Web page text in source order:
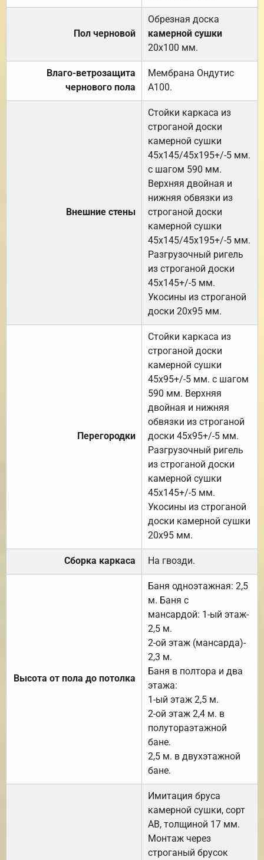
Пол черновой
Обрезная доска
камерной сушки
20х100 мм.
Влаго-ветрозащита
чернового пола
Мембрана Ондутис
А100.
Внешние стены
Стойки каркаса из
строганой доски
камерной сушки
45х145/45х195+/-5 мм.
с шагом 590 мм.
Верхняя двойная и
нижняя обвязки из
строганой доски
камерной сушки
45х145/45х195+/-5 мм.
Разгрузочный ригель
из строганой доски
45х145+/-5 мм.
Укосины из строганой
доски 20х95 мм.
Перегородки
Стойки каркаса из
строганой доски
камерной сушки
45х95+/-5 мм. с шагом
590 мм. Верхняя
двойная и нижняя
обвязки из строганой
доски 45х95+/-5 мм.
Разгрузочный ригель
из строганой доски
камерной сушки
45х145+/-5 мм.
Укосины из строганой
доски камерной сушки
20х95 мм.
Сборка каркаса На гвозди.
Высота от пола до потолка
Баня одноэтажная: 2,5
м. Баня с
мансардой: 1-ый этаж-
2,5 м.
2-ой этаж (мансарда)-
2,3 м.
Баня в полтора и два
этажа:
1-ый этаж 2,5 м.
2-ой этаж 2,4 м. в
полутораэтажной
бане.
2,5 м. в двухэтажной
бане.
Имитация бруса
камерной сушки, сорт
АВ, толщиной 17 мм.
Монтаж через
строганый брусок